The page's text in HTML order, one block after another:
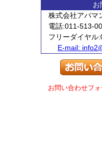
お
株式会社アパマ
電話:011-513-
フリーダイヤル
E-mail:
お問い合わせフ